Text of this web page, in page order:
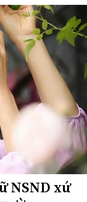
NSND xứ